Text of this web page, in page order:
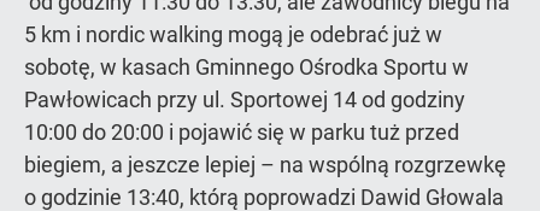
5 km i nordic walking mogą je odebrać już w
sobotę, w kasach Gminnego Ośrodka Sportu w
Pawłowicach przy ul. Sportowej 14 od godziny
10:00 do 20:00 i pojawić się w parku tuż przed
biegiem, a jeszcze lepiej – na wspólną rozgrzewkę
o godzinie 13:40, którą poprowadzi Dawid Głowala